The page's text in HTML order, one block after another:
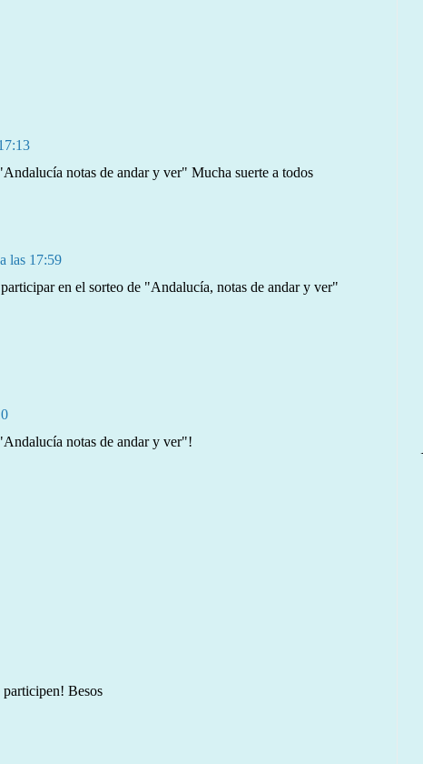
notas de andar y ver" Mucha suerte a todos
las 17:59
en el sorteo de "Andalucía, notas de andar y ver"
notas de andar y ver"!
participen! Besos